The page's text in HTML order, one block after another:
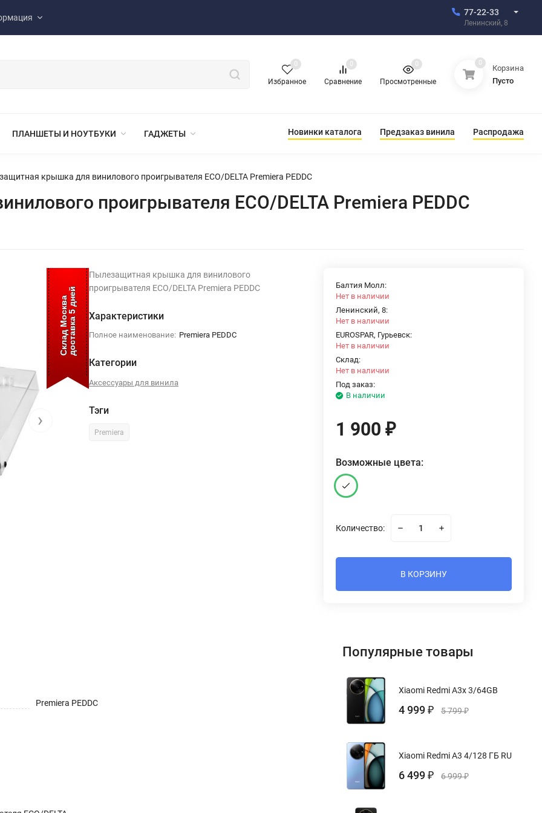
77-22-33
Ленинский, 8
Избранное
0
Сравнение
0
Просмотренные
0 0
Корзина
Пусто
ПЛАНШЕТЫ И НОУТБУКИ ГАДЖЕТЫ Новинки каталога Предзаказ винила Распродажа
крышка для винилового проигрывателя ECO/DELTA Premiera PEDDC
проигрывателя ECO/DELTA Premiera PEDDC
›
Склад Москвадоставка 5 дней
Пылезащитная крышка для винилового
проигрывателя ECO/DELTA Premiera PEDDC
Характеристики
Полное наименование: Premiera PEDDC
Категории
Аксессуары для винила
Тэги
Premiera
Балтия Молл:
Нет в наличии
Ленинский, 8:
Нет в наличии
EUROSPAR, Гурьевск:
Нет в наличии
Склад:
Нет в наличии
Под заказ:
В наличии
1 900₽
Возможные цвета:
Количество:
В КОРЗИНУ
Premiera PEDDC
Популярные товары
Xiaomi Redmi A3x 3/64GB
4 999 ₽ 5 799₽
Xiaomi Redmi A3 4/128 ГБ RU
6 499 ₽ 6 999₽